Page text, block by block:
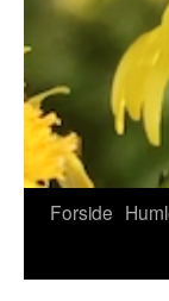
Forside